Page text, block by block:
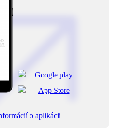
o aplikácii